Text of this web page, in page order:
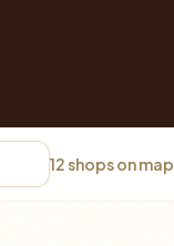
12 shops on map